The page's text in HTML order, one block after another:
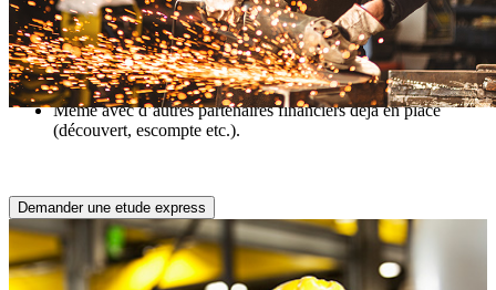
Vos factures fermes ou intermédiaires (factures de phase ou
issues de commandes ouvertes)
Vos marchés publics
Sur le marché français comme à l’export
Même pour un seul de vos clients
Même avec d’autres partenaires financiers déjà en place
(découvert, escompte etc.).
Demander une etude express